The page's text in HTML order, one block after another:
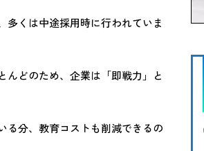
多くは中途採用時に行われていま
んどのため、企業は「即戦力」と
る分、教育コストも削減できるの